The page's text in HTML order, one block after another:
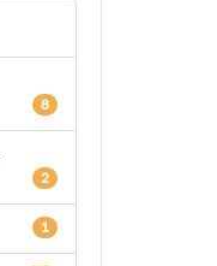
8
2
1